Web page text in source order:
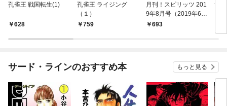
孔雀王 戦国転生(1)
628
孔雀王 ライジング
（１）
759
月刊！スピリッツ 201
9年8月号（2019年6月
27日発売号）
693
サ
サード・ラインのおすすめ本 もっと見る